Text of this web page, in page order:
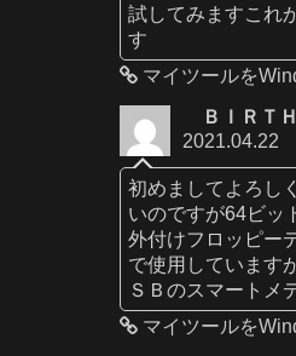
試してみますこれ
す
マイツールを
ＢＩＲＴ
2021.04.22
初めましてよろし
いのですが64ビ
外付けフロッピー
で使用しています
ＳＢのスマートメ
マイツールを